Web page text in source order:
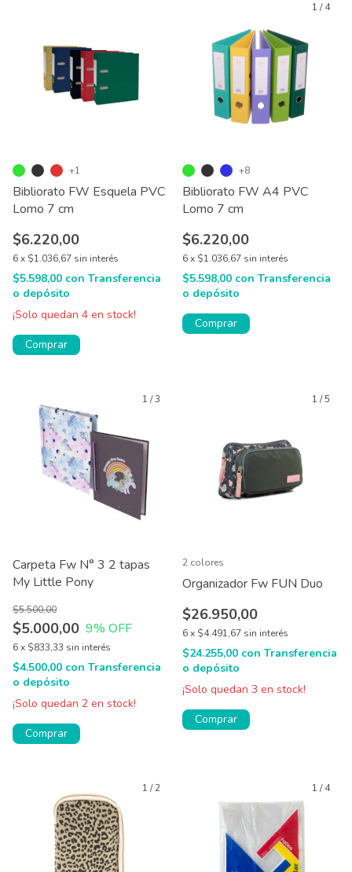
Bibliorato FW Esquela PVC
Lomo 7 cm
$6.220,00
6x $1.036,67 sin interés
$5.598,00 con Transferencia
o depósito
¡Solo quedan 4 en stock!
+1
Comprar
1 /4
Bibliorato FW A4 PVC
Lomo 7 cm
$6.220,00
6x $1.036,67 sin interés
$5.598,00 con Transferencia
o depósito
+8
Comprar
1 /3
Carpeta Fw N° 3 2 tapas
My Little Pony
$5.000,00
$5.500,00
9% OFF
6x $833,33 sin interés
$4.500,00 con Transferencia
o depósito
¡Solo quedan 2 en stock!
Comprar
1 /5
Organizador Fw FUN Duo
$26.950,00
6x $4.491,67 sin interés
$24.255,00 con Transferencia
o depósito
¡Solo quedan 3 en stock!
2 colores
Comprar
1 /2 1 /4